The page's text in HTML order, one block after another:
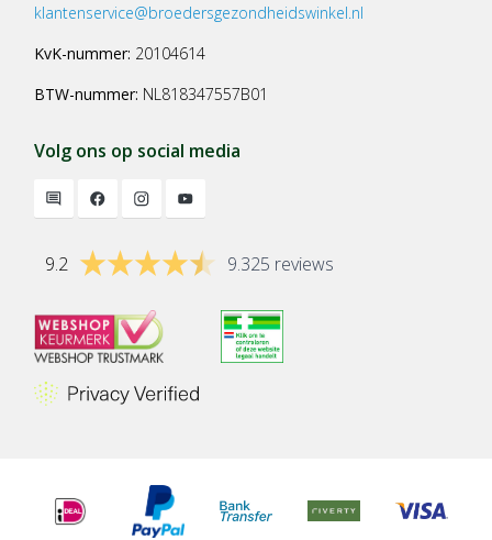
klantenservice@broedersgezondheidswinkel.nl
KvK-nummer: 20104614
BTW-nummer: NL818347557B01
Volg ons op social media
9.2 9.325 reviews